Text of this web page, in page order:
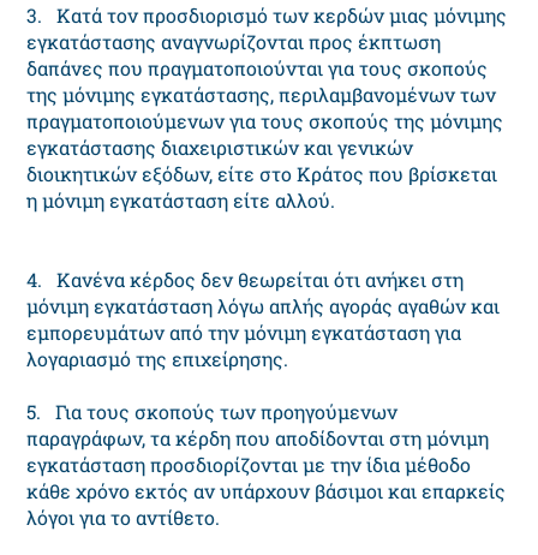
3. Κατά τον προσδιορισμό των κερδών μιας μόνιμης
εγκατάστασης αναγνωρίζονται προς έκπτωση
δαπάνες που πραγματοποιούνται για τους σκοπούς
της μόνιμης εγκατάστασης, περιλαμβανομένων των
πραγματοποιούμενων για τους σκοπούς της μόνιμης
εγκατάστασης διαχειριστικών και γενικών
διοικητικών εξόδων, είτε στο Κράτος που βρίσκεται
η μόνιμη εγκατάσταση είτε αλλού.
4. Κανένα κέρδος δεν θεωρείται ότι ανήκει στη
μόνιμη εγκατάσταση λόγω απλής αγοράς αγαθών και
εμπορευμάτων από την μόνιμη εγκατάσταση για
λογαριασμό της επιχείρησης.
5. Για τους σκοπούς των προηγούμενων
παραγράφων, τα κέρδη που αποδίδονται στη μόνιμη
εγκατάσταση προσδιορίζονται με την ίδια μέθοδο
κάθε χρόνο εκτός αν υπάρχουν βάσιμοι και επαρκείς
λόγοι για το αντίθετο.